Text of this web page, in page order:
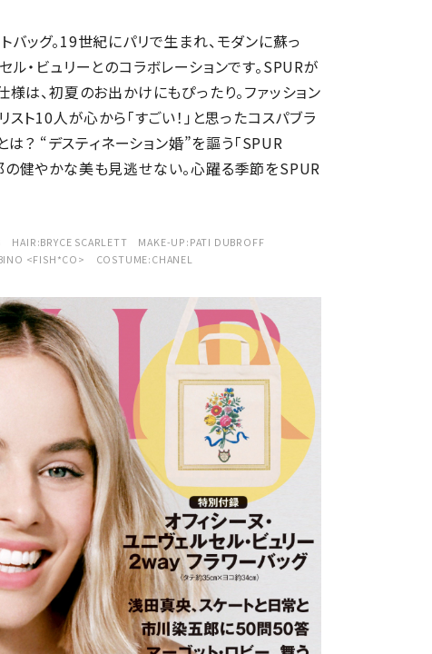
ッグ。19世紀にパリで生まれ、モダンに蘇っ
・ビュリーとのコラボレーションです。SPURが
は、初夏のお出かけにもぴったり。ファッション
ト10人が心から「すごい！」と思ったコスパブラ
は？ “デスティネーション婚”を謳う「SPUR
健やかな美も見逃せない。心躍る季節をSPUR
SCARLETT MAKE-UP:PATI DUBROFF
<FISH*CO> COSTUME:CHANEL